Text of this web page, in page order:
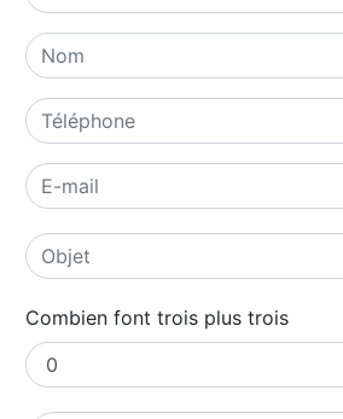
Combien font trois plus trois